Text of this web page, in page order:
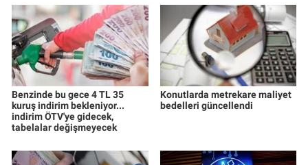
Benzinde bu gece 4 TL 35
kuruş indirim bekleniyor...
indirim ÖTV'ye gidecek,
tabelalar değişmeyecek
Konutlarda metrekare maliyet
bedelleri güncellendi